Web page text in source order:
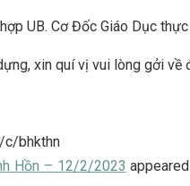
UB. Cơ Đốc Giáo Dục thực
xin quí vị vui lòng gởi về
c/bhkthn
Hồn – 12/2/2023